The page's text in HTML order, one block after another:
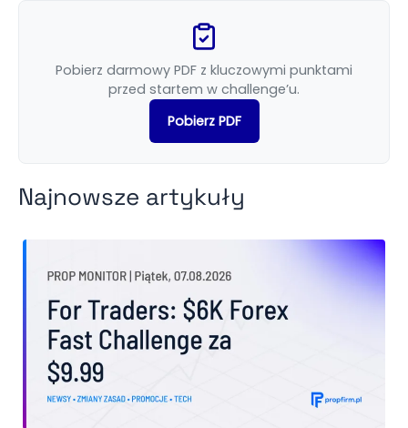
Pobierz darmowy PDF z kluczowymi punktami
przed startem w challenge’u.
Pobierz PDF
Najnowsze artykuły